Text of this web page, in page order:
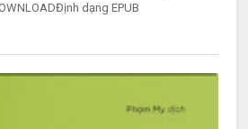
dạng EPUB